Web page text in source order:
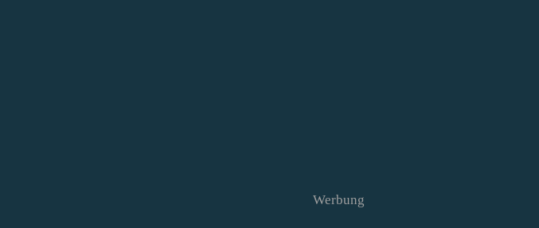
Werbung